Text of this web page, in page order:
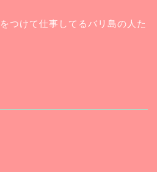
つけて仕事してるバリ島の人た